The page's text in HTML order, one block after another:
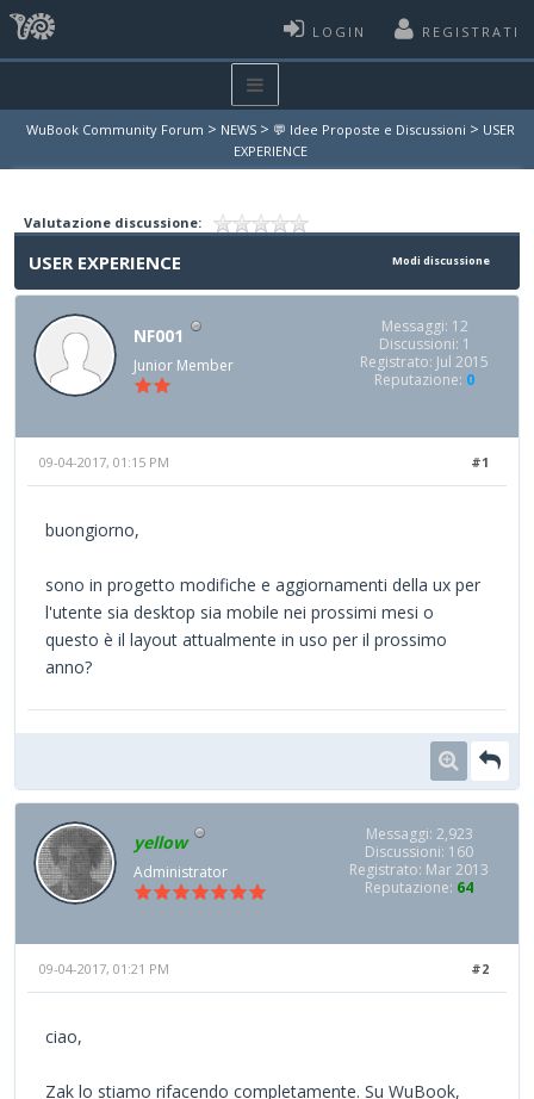
LOGIN REGISTRATI
WuBook Community Forum > NEWS > 💬 Idee Proposte e Discussioni > USER
EXPERIENCE
Valutazione discussione:
Modi discussione
USER EXPERIENCE
NF001
Junior Member
Messaggi: 12
Discussioni: 1
Registrato: Jul 2015
Reputazione: 0
#1
09-04-2017, 01:15 PM
buongiorno,
sono in progetto modifiche e aggiornamenti della ux per
l'utente sia desktop sia mobile nei prossimi mesi o
questo è il layout attualmente in uso per il prossimo
anno?
yellow
Administrator
Messaggi: 2,923
Discussioni: 160
Registrato: Mar 2013
Reputazione: 64
#2
09-04-2017, 01:21 PM
ciao,
Zak lo stiamo rifacendo completamente. Su WuBook,